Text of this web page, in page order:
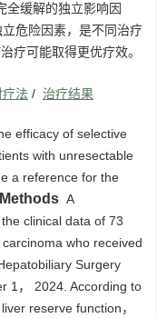
全缓解的独立影响因
危险因素，是不同治疗
疗可能取得更优疗效。
法 / 治疗结果
efficacy of selective
with unresectable
a reference for the
Methods A
clinical data of 73
who received
Surgery
1， 2024. According to
reserve function，